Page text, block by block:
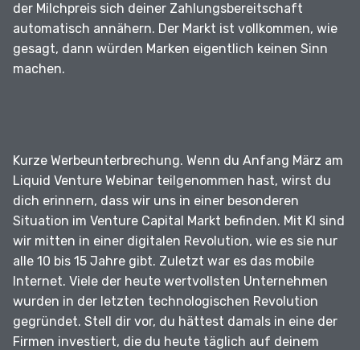
der Milchpreis sich deiner Zahlungsbereitschaft
automatisch annähern. Der Markt ist vollkommen, wie
gesagt, dann würden Marken eigentlich keinen Sinn
machen.
Kurze Werbeunterbrechung. Wenn du Anfang März am
Liquid Venture Webinar teilgenommen hast, wirst du
dich erinnern, dass wir uns in einer besonderen
Situation im Venture Capital Markt befinden. Mit KI sind
wir mitten in einer digitalen Revolution, wie es sie nur
alle 10 bis 15 Jahre gibt. Zuletzt war es das mobile
Internet. Viele der heute wertvollsten Unternehmen
wurden in der letzten technologischen Revolution
gegründet. Stell dir vor, du hättest damals in eine der
Firmen investiert, die du heute täglich auf deinem